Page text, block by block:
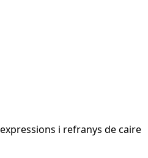
i refranys de caire